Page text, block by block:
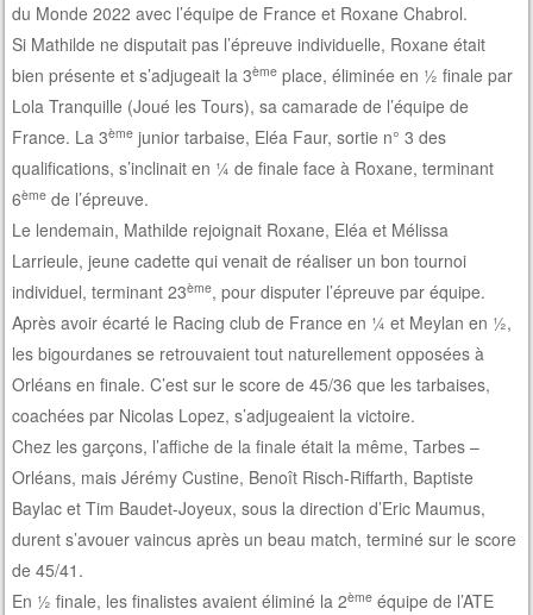
du Monde 2022 avec l’équipe de France et Roxane Chabrol.
Si Mathilde ne disputait pas l’épreuve individuelle, Roxane était
bien présente et s’adjugeait la 3ème place, éliminée en ½ finale par
Lola Tranquille (Joué les Tours), sa camarade de l’équipe de
France. La 3ème junior tarbaise, Eléa Faur, sortie n° 3 des
qualifications, s’inclinait en ¼ de finale face à Roxane, terminant
6ème de l’épreuve.
Le lendemain, Mathilde rejoignait Roxane, Eléa et Mélissa
Larrieule, jeune cadette qui venait de réaliser un bon tournoi
individuel, terminant 23ème, pour disputer l’épreuve par équipe.
Après avoir écarté le Racing club de France en ¼ et Meylan en ½,
les bigourdanes se retrouvaient tout naturellement opposées à
Orléans en finale. C’est sur le score de 45/36 que les tarbaises,
coachées par Nicolas Lopez, s’adjugeaient la victoire.
Chez les garçons, l’affiche de la finale était la même, Tarbes –
Orléans, mais Jérémy Custine, Benoît Risch-Riffarth, Baptiste
Baylac et Tim Baudet-Joyeux, sous la direction d’Eric Maumus,
durent s’avouer vaincus après un beau match, terminé sur le score
de 45/41.
En ½ finale, les finalistes avaient éliminé la 2ème équipe de l’ATE